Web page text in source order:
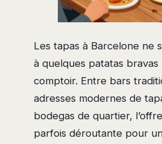
Les tapas à Barcelone ne
à quelques patatas
comptoir. Entre bars
adresses modernes de
bodegas de quartier,
parfois déroutante pour